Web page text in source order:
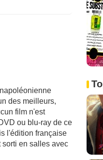
des meilleurs,
film n'est
ou blu-ray de ce
l'édition française
en salles avec